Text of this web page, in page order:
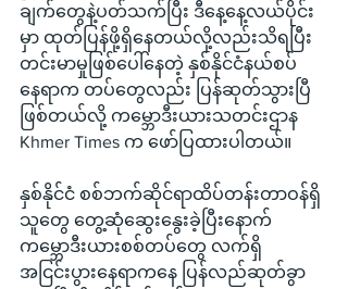
ချက်တွေနဲ့ပတ်သက်ပြီး ဒီနေ့နေ့လယ်ပိုင်း
မှာ ထုတ်ပြန်ဖို့ရှိနေတယ်လို့လည်းသိရပြီး
တင်းမာမှုဖြစ်ပေါ်နေတဲ့ နှစ်နိုင်ငံနယ်စပ်
နေရာက တပ်တွေလည်း ပြန်ဆုတ်သွားပြီ
ဖြစ်တယ်လို့ ကမ္ဘောဒီးယားသတင်းဌာန
Khmer Times က ဖော်ပြထားပါတယ်။
နှစ်နိုင်ငံ စစ်ဘက်ဆိုင်ရာထိပ်တန်းတာဝန်ရှိ
သူတွေ တွေ့ဆုံဆွေးနွေးခဲ့ပြီးနောက်
ကမ္ဘောဒီးယားစစ်တပ်တွေ လက်ရှိ
အငြင်းပွားနေရာကနေ ပြန်လည်ဆုတ်ခွာ